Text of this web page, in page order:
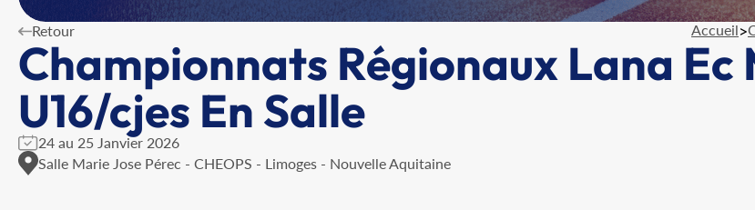
Retour Accueil>
Championnats Régionaux Lana Ec
U16/cjes En Salle
24 au 25 Janvier 2026
Salle Marie Jose Pérec - CHEOPS - Limoges - Nouvelle Aquitaine